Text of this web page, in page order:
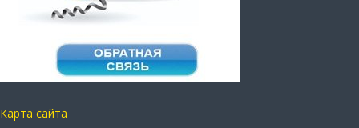
Карта сайта